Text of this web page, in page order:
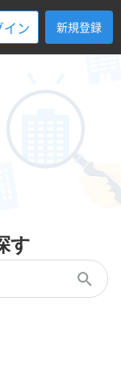
イン 新規登録
す